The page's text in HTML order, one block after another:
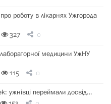
роботу в лікарнях Ужгорода
327 0
лабораторної медицини УжНУ
115 0
ужнівці переймали досвід…